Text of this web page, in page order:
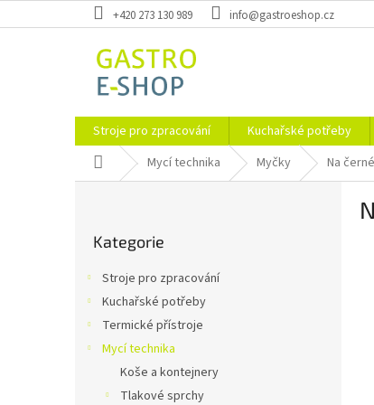
na
+420 273 130 989 info@gastroeshop.cz
Stroje pro zpracování Kuchařské potřeby
Domů Mycí technika Myčky Na
kategorie
Kategorie
Stroje pro zpracování
Kuchařské potřeby
Termické přístroje
Mycí technika
Koše a kontejnery
Tlakové sprchy